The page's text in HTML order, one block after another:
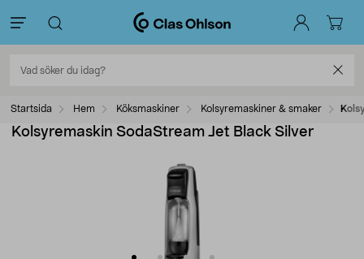
Startsida Hem Köksmaskiner Kolsyremaskiner & smaker
Kolsyremaskin SodaStream Jet Black Silver